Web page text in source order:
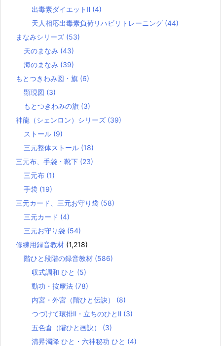
出毒素ダイエットⅡ (4)
天人相応出毒素負荷リハビリトレーニング (44)
まなみシリーズ (53)
天のまなみ (43)
海のまなみ (39)
もとつきわみ図・旗 (6)
顕現図 (3)
もとつきわみの旗 (3)
神龍（シェンロン）シリーズ (39)
ストール (9)
三元整体ストール (18)
三元布、手袋・靴下 (23)
三元布 (1)
手袋 (19)
三元カード、三元お守り袋 (58)
三元カード (4)
三元お守り袋 (54)
修練用録音教材 (1,218)
階ひと段階の録音教材 (586)
収式調和 ひと (5)
動功・按摩法 (78)
内宮・外宮（階ひと伝訣） (8)
つづけて環排Ⅱ・立ちのひとⅡ (3)
五色倉（階ひと画訣） (3)
清昇濁降 ひと・六神秘功 ひと (4)